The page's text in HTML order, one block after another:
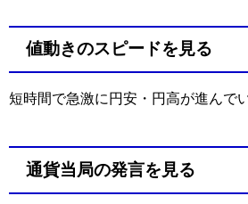
値動きのスピードを見る
短時間で急激に円安・円高が進んで
通貨当局の発言を見る